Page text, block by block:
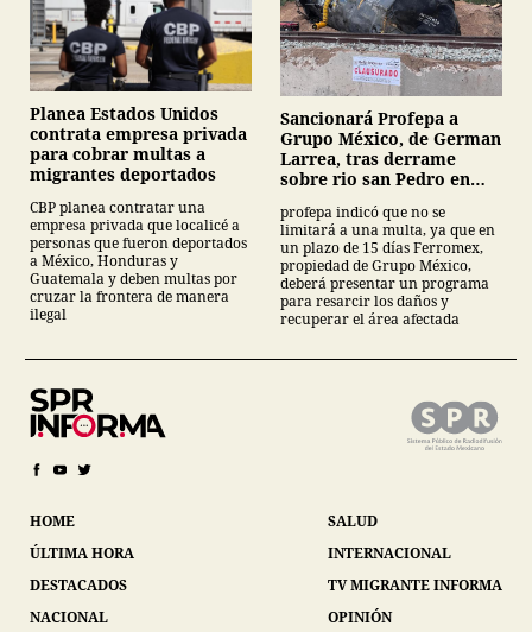
Planea Estados Unidos
contrata empresa privada
para cobrar multas a
migrantes deportados
CBP planea contratar una
empresa privada que localicé a
personas que fueron deportados
a México, Honduras y
Guatemala y deben multas por
cruzar la frontera de manera
ilegal
Sancionará Profepa a
Grupo México, de German
Larrea, tras derrame
sobre rio san Pedro en
profepa indicó que no se
limitará a una multa, ya que en
un plazo de 15 días Ferromex,
propiedad de Grupo México,
deberá presentar un programa
para resarcir los daños y
recuperar el área afectada
HOME
ÚLTIMA HORA
DESTACADOS
NACIONAL
SALUD
INTERNACIONAL
TV MIGRANTE INFORMA
OPINIÓN